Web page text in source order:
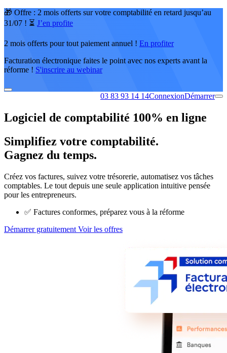
🎁 Offre : 2 mois offerts sur votre comptabilité en retard jusqu’au
31/07 ! ⏳ J’en profite
2 mois offerts pour tout paiement annuel ! En profiter
Facturation électronique faites le point avec nos experts avant la
réforme ! S'inscrire au webinar
03 83 93 14 14ConnexionDémarrer
Logiciel de comptabilité 100% en ligne
Simplifiez votre comptabilité.
Gagnez du temps.
Créez vos factures, suivez votre trésorerie, automatisez vos tâches
comptables. Le tout depuis une seule application intuitive pensée
pour les entrepreneurs.
✅ Factures conformes, préparez vous à la réforme
Démarrer gratuitement Voir les offres